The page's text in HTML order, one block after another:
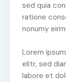
sed quia
ratione
nonumy
Lorem
elitr, sed
labore et